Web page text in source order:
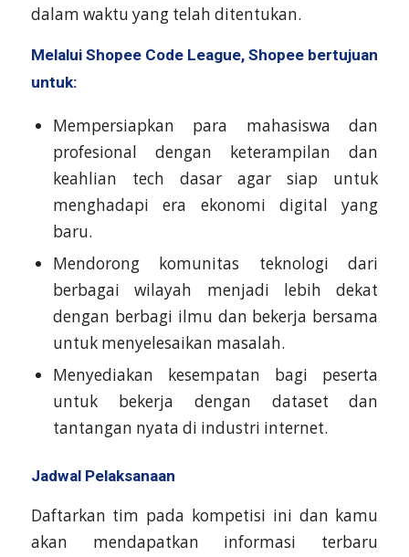
dalam waktu yang telah ditentukan.
Melalui Shopee Code League, Shopee bertujuan
untuk:
Mempersiapkan para mahasiswa dan
profesional dengan keterampilan dan
keahlian tech dasar agar siap untuk
menghadapi era ekonomi digital yang
baru.
Mendorong komunitas teknologi dari
berbagai wilayah menjadi lebih dekat
dengan berbagi ilmu dan bekerja bersama
untuk menyelesaikan masalah.
Menyediakan kesempatan bagi peserta
untuk bekerja dengan dataset dan
tantangan nyata di industri internet.
Jadwal Pelaksanaan
Daftarkan tim pada kompetisi ini dan kamu
akan mendapatkan informasi terbaru